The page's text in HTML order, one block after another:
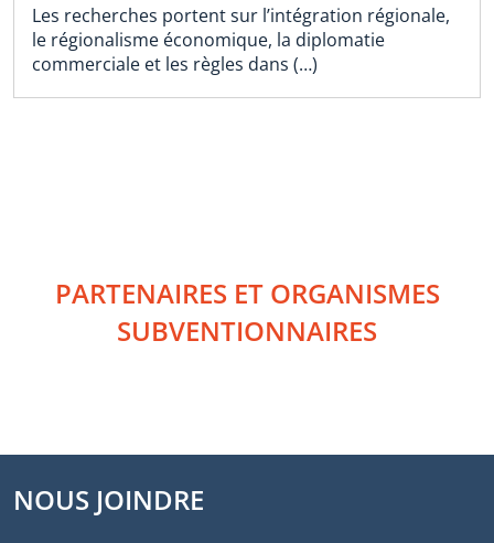
Les recherches portent sur l’intégration régionale,
le régionalisme économique, la diplomatie
commerciale et les règles dans (…)
PARTENAIRES ET ORGANISMES
SUBVENTIONNAIRES
NOUS JOINDRE